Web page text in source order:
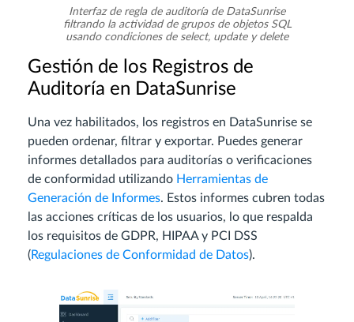
Interfaz de regla de auditoría de DataSunrise
filtrando la actividad de grupos de objetos SQL
usando condiciones de select, update y delete
Gestión de los Registros de
Auditoría en DataSunrise
Una vez habilitados, los registros en DataSunrise se
pueden ordenar, filtrar y exportar. Puedes generar
informes detallados para auditorías o verificaciones
de conformidad utilizando Herramientas de
Generación de Informes. Estos informes cubren todas
las acciones críticas de los usuarios, lo que respalda
los requisitos de GDPR, HIPAA y PCI DSS
(Regulaciones de Conformidad de Datos).